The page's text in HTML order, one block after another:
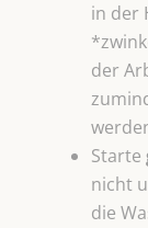
in der
der
Starte
nicht
die